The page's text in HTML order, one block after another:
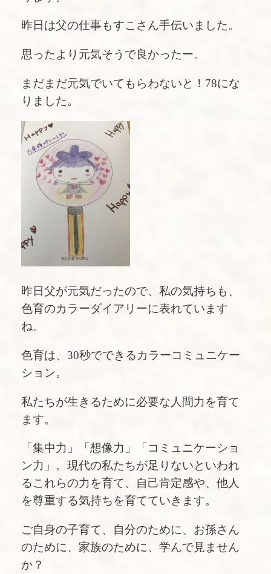
昨日は父の仕事もすこさん手伝いました。
思ったより元気そうで良かったー。
まだまだ元気でいてもらわないと！78にな
りました。
昨日父が元気だったので、私の気持ちも、
色育のカラーダイアリーに表れています
ね。
色育は、30秒でできるカラーコミュニケー
ション。
私たちが生きるために必要な人間力を育て
ます。
「集中力」「想像力」「コミュニケーショ
ン力」。現代の私たちが足りないといわれ
るこれらの力を育て、自己肯定感や、他人
を尊重する気持ちを育てていきます。
ご自身の子育て、自分のために、お孫さん
のために、家族のために、学んで見ません
か？